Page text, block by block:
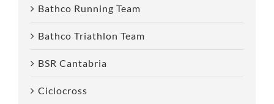
Bathco Running Team
Bathco Triathlon Team
BSR Cantabria
Ciclocross